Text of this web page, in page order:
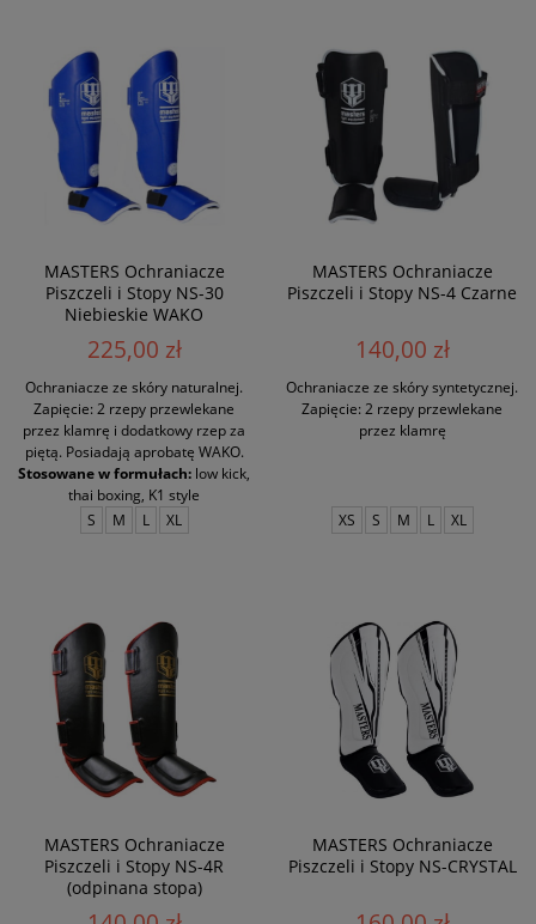
MASTERS Ochraniacze
Piszczeli i Stopy NS-30
Niebieskie WAKO
225,00 zł
Ochraniacze ze skóry naturalnej.
Zapięcie: 2 rzepy przewlekane
przez klamrę i dodatkowy rzep za
piętą. Posiadają aprobatę WAKO.
Stosowane w formułach: low kick,
thai boxing, K1 style
S
M L XL
MASTERS Ochraniacze
Piszczeli i Stopy NS-4 Czarne
140,00 zł
Ochraniacze ze skóry syntetycznej.
Zapięcie: 2 rzepy przewlekane
przez klamrę
XS S M L XL
MASTERS Ochraniacze
Piszczeli i Stopy NS-4R
(odpinana stopa)
MASTERS Ochraniacze
Piszczeli i Stopy NS-CRYSTAL